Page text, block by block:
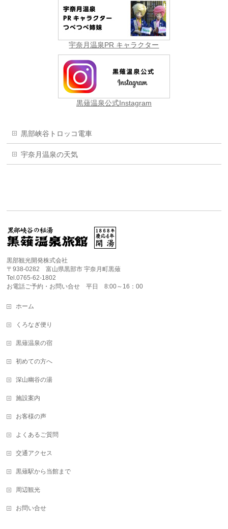
宇奈月温泉PR キャラクター
黒薙温泉公式Instagram
黒部峡谷トロッコ電車
宇奈月温泉の天気
黒部観光開発株式会社
〒938-0282 富山県黒部市 宇奈月町黒薙
Tel.0765-62-1802
お電話ご予約・お問い合せ 平日 8:00～16：00
ホーム
くろなぎ便り
黒薙温泉の宿
初めての方へ
深山幽谷の湯
施設案内
お客様の声
よくあるご質問
交通アクセス
黒薙駅から当館まで
周辺観光
お問い合せ